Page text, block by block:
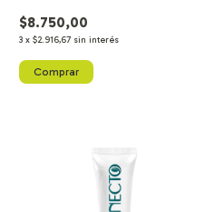
$8.750,00
3 x $2.916,67 sin interés